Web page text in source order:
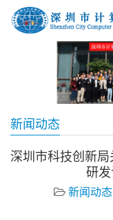
新闻动态
深圳市科技创新
研
新闻动态